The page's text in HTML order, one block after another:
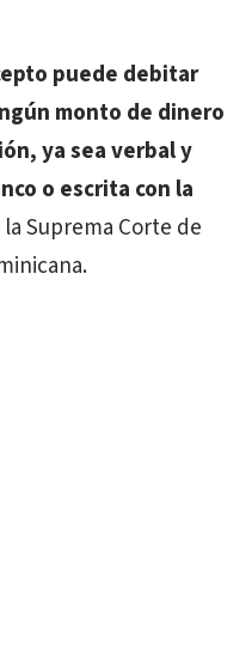
puede debitar
monto de dinero
ya sea verbal y
o escrita con la
Suprema Corte de